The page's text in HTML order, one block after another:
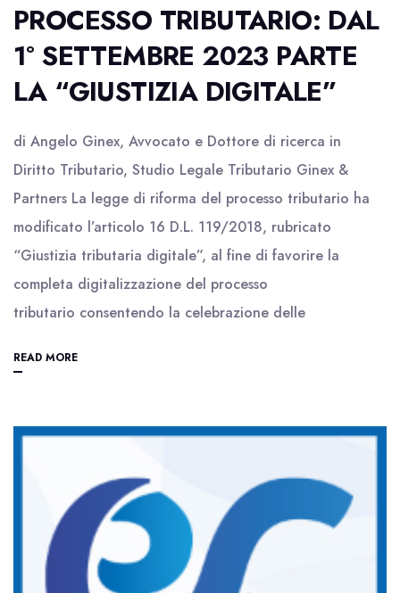
PROCESSO TRIBUTARIO: DAL
1° SETTEMBRE 2023 PARTE
LA “GIUSTIZIA DIGITALE”
di Angelo Ginex, Avvocato e Dottore di ricerca in
Diritto Tributario, Studio Legale Tributario Ginex &
Partners La legge di riforma del processo tributario ha
modificato l’articolo 16 D.L. 119/2018, rubricato
“Giustizia tributaria digitale”, al fine di favorire la
completa digitalizzazione del processo
tributario consentendo la celebrazione delle
READ MORE